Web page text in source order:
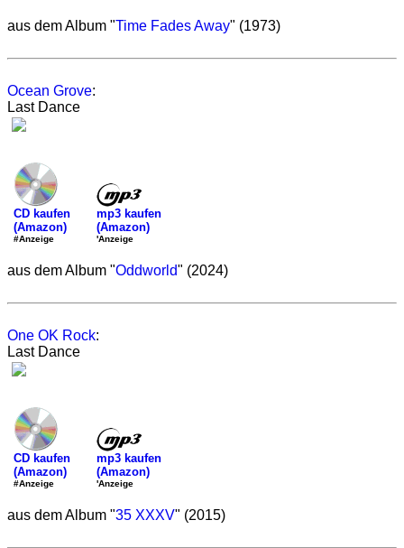
aus dem Album "Time Fades Away" (1973)
Ocean Grove:
Last Dance
CD kaufen
(Amazon)
#Anzeige
mp3 kaufen
(Amazon)
'Anzeige
aus dem Album "Oddworld" (2024)
One OK Rock:
Last Dance
CD kaufen
(Amazon)
#Anzeige
mp3 kaufen
(Amazon)
'Anzeige
aus dem Album "35 XXXV" (2015)